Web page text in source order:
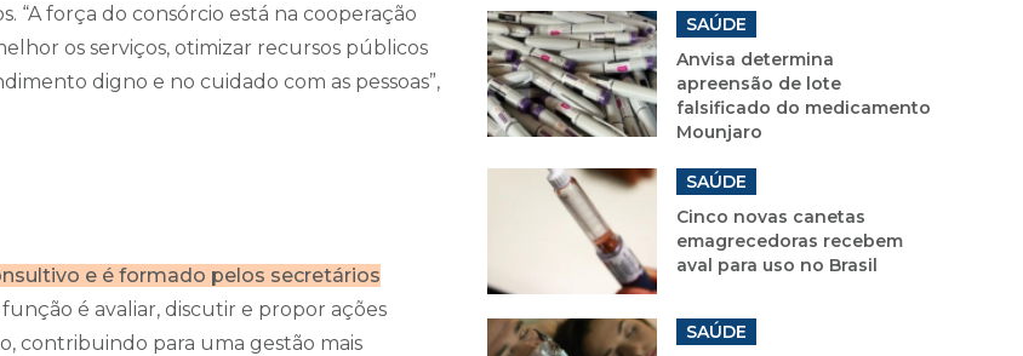
força do consórcio está na cooperação
os serviços, otimizar recursos públicos
digno e no cuidado com as pessoas”,
e é formado pelos secretários
é avaliar, discutir e propor ações
contribuindo para uma gestão mais
SAÚDE
Anvisa determina
apreensão de lote
falsificado do medicamento
Mounjaro
SAÚDE
Cinco novas canetas
emagrecedoras recebem
aval para uso no Brasil
SAÚDE